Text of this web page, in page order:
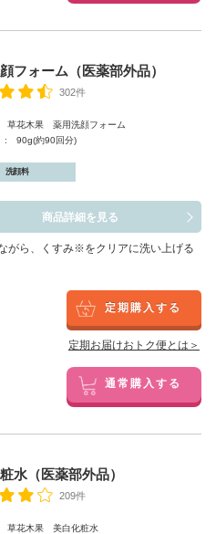
フォーム（医薬部外品）
302件
花木果 薬用洗顔フォーム
約90回分)
洗顔料
商品詳細を見る
がら、くすみ※をクリアに洗い上げる
定期購入する
定期お届けおトク便とは＞
通常購入する
水（医薬部外品）
209件
花木果 美白化粧水